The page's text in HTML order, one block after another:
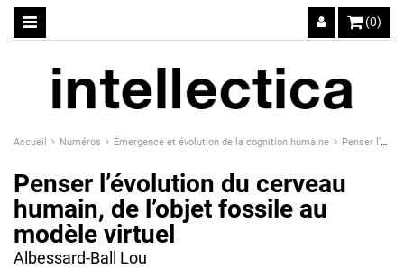
(0)
Accueil Numéros Émergence et évolution de la cognition humaine Penser l’évolution du cerveau humain, de l’objet fossile au modèle virtuel
Penser l’évolution du cerveau
humain, de l’objet fossile au
modèle virtuel
Albessard-Ball Lou